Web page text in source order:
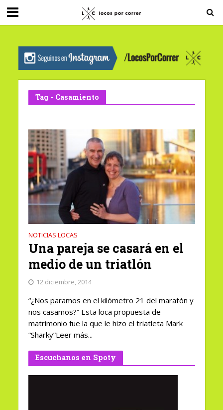
G-0X2PD3RFLV
Tag - Casamiento
NOTICIAS LOCAS
Una pareja se casará en el
medio de un triatlón
12 diciembre, 2014
“¿Nos paramos en el kilómetro 21 del maratón y
nos casamos?” Esta loca propuesta de
matrimonio fue la que le hizo el triatleta Mark
“Sharky”Leer más...
Escuchanos en Spoty